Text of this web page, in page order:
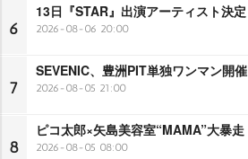
6
13日『STAR』出演アーティスト決定
2026-08-06 20:00
7
SEVENIC、豊洲PIT単独ワンマン開催
2026-08-05 21:00
8
ピコ太郎×矢島美容室“MAMA”大暴走
2026-08-05 08:00